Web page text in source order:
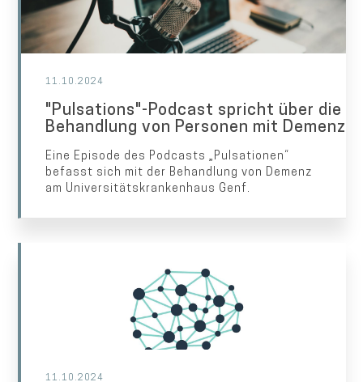
11.10.2024
"Pulsations"-Podcast spricht über die
Behandlung von Personen mit Demenz
Eine Episode des Podcasts „Pulsationen“
befasst sich mit der Behandlung von Demenz
am Universitätskrankenhaus Genf.
11.10.2024